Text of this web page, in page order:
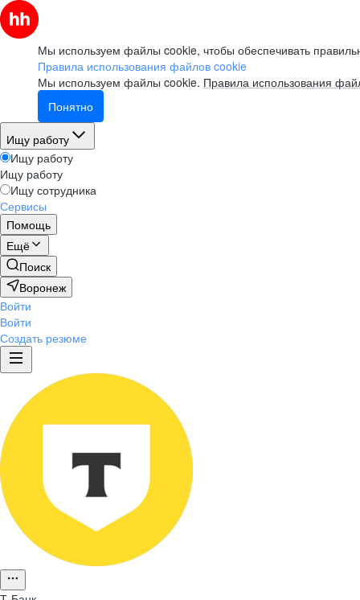
Мы используем файлы cookie, чтобы обеспечивать
Правила использования файлов cookie
Мы используем файлы cookie. Правила использования
Понятно
Ищу работу
Ищу работу
Ищу работу
Ищу сотрудника
Сервисы
Помощь
Ещё
Поиск
Воронеж
Войти
Войти
Создать резюме